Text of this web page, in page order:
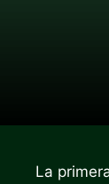
La